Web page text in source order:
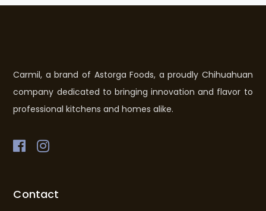
Carmil, a brand of Astorga Foods, a proudly Chihuahuan
company dedicated to bringing innovation and flavor to
professional kitchens and homes alike.
Contact